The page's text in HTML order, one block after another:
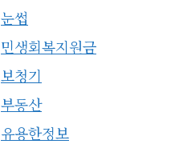
눈썹
민생회복지원금
보청기
부동산
유용한정보